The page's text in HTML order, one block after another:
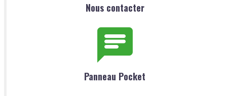
Nous contacter
Panneau Pocket